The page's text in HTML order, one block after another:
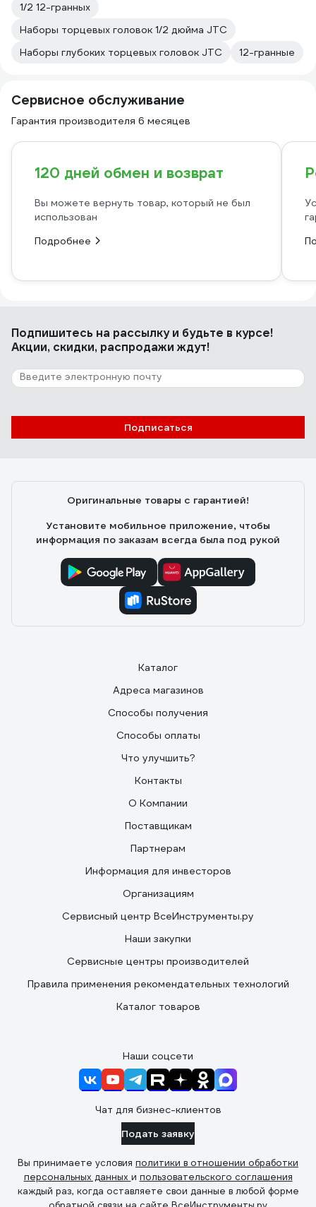
1/2 12-гранных
Наборы торцевых головок 1/2 дюйма JTC
Наборы глубоких торцевых головок JTC
12-гранные
Сервисное обслуживание
Гарантия производителя 6 месяцев
120 дней обмен и возврат
Вы можете вернуть товар, который не был
использован
Подробнее
Подпишитесь на рассылкуи будьте в курсе!
Акции, скидки, распродажи ждут!
Подписаться
Оригинальные товары с гарантией!
Установите мобильное приложение, чтобы
информация по заказам всегда была под рукой
Каталог
Адреса магазинов
Способы получения
Способы оплаты
Что улучшить?
Контакты
О Компании
Поставщикам
Партнерам
Информация для инвесторов
Организациям
Сервисный центр ВсеИнструменты.ру
Наши закупки
Сервисные центры производителей
Правила применения рекомендательных технологий
Каталог товаров
Наши соцсети
Чат для бизнес-клиентов
Подать заявку
Вы принимаете условия политики в отношении обработки
персональных данных и пользовательского соглашения
каждый раз, когда оставляете свои данные в любой форме